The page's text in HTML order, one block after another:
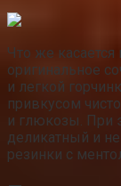
Что же касается
оригинальное
и легкой
привкусом
и глюкозы. При
деликатный и
резинки с